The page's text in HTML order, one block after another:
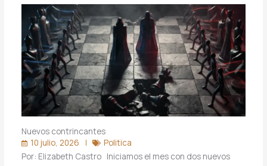
Nuevos contrincantes
10 julio, 2026
Politica
Por: Elizabeth Castro Iniciamos el mes con dos nuevos